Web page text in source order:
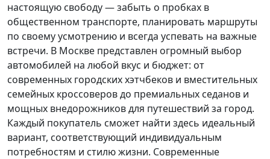
настоящую свободу — забыть о пробках в
общественном транспорте, планировать маршруты
по своему усмотрению и всегда успевать на важные
встречи. В Москве представлен огромный выбор
автомобилей на любой вкус и бюджет: от
современных городских хэтчбеков и вместительных
семейных кроссоверов до премиальных седанов и
мощных внедорожников для путешествий за город.
Каждый покупатель сможет найти здесь идеальный
вариант, соответствующий индивидуальным
потребностям и стилю жизни. Современные